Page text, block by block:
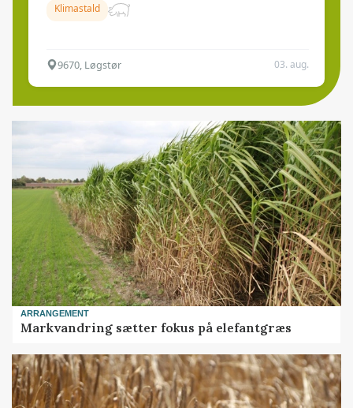
Klimastald
9670, Løgstør 03. aug.
ARRANGEMENT
Markvandring sætter fokus på elefantgræs